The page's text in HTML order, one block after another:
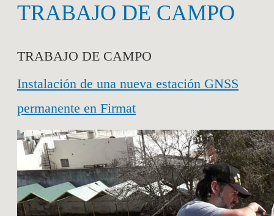
TRABAJO DE CAMPO
TRABAJO DE CAMPO
Instalación de una nueva estación GNSS
permanente en Firmat